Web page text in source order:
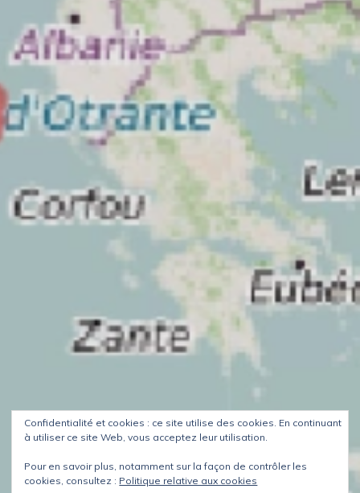
Confidentialité et cookies : ce site utilise des cookies. En continuant
à utiliser ce site Web, vous acceptez leur utilisation.
Pour en savoir plus, notamment sur la façon de contrôler les
cookies, consultez : Politique relative aux cookies